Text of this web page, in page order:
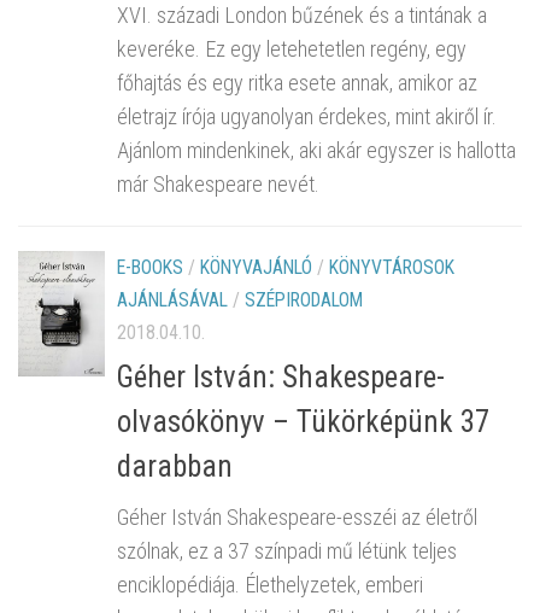
XVI. századi London bűzének és a tintának a
keveréke. Ez egy letehetetlen regény, egy
főhajtás és egy ritka esete annak, amikor az
életrajz írója ugyanolyan érdekes, mint akiről ír.
Ajánlom mindenkinek, aki akár egyszer is hallotta
már Shakespeare nevét.
E-BOOKS / KÖNYVAJÁNLÓ / KÖNYVTÁROSOK
AJÁNLÁSÁVAL / SZÉPIRODALOM
2018.04.10.
Géher István: Shakespeare-
olvasókönyv – Tükörképünk 37
darabban
Géher István Shakespeare-esszéi az életről
szólnak, ez a 37 színpadi mű létünk teljes
enciklopédiája. Élethelyzetek, emberi